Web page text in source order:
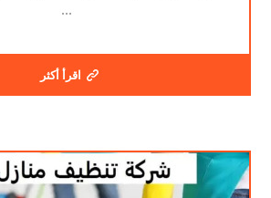
...
اقرأ أكثر